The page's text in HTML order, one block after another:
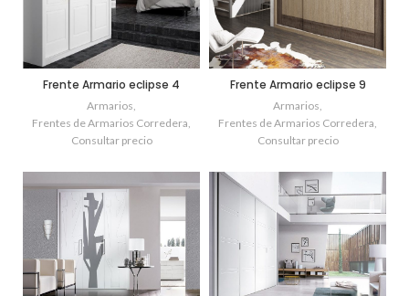
Frente Armario eclipse 4
Armarios,
Frentes de Armarios Corredera,
Consultar precio
Frente Armario eclipse 9
Armarios,
Frentes de Armarios Corredera,
Consultar precio